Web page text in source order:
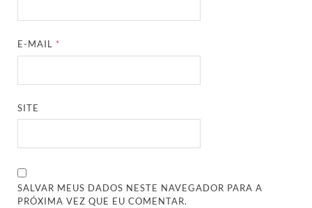
E-MAIL*
SITE
SALVAR MEUS DADOS NESTE NAVEGADOR PARA A
PRÓXIMA VEZ QUE EU COMENTAR.